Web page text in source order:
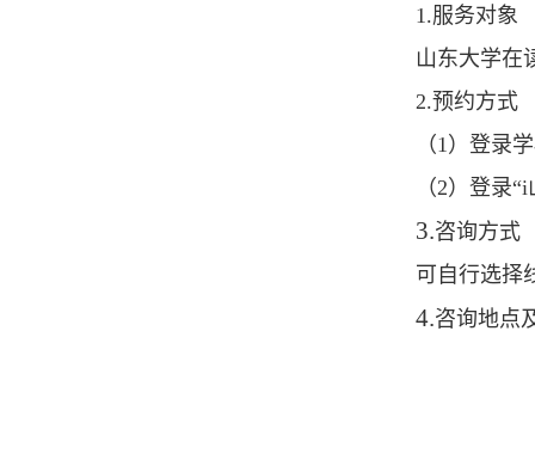
1.服务对象
山东大学在
2.预约方式
（1）登录
（2）登录
3.咨询方式
可自行选择
4.咨询地点